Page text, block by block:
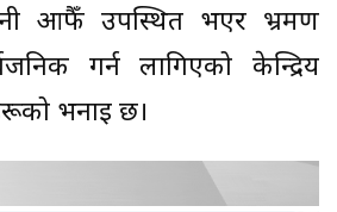
आफैँ उपस्थित भएर भ्रमण
गर्न लागिएको केन्द्रिय
भनाइ छ।